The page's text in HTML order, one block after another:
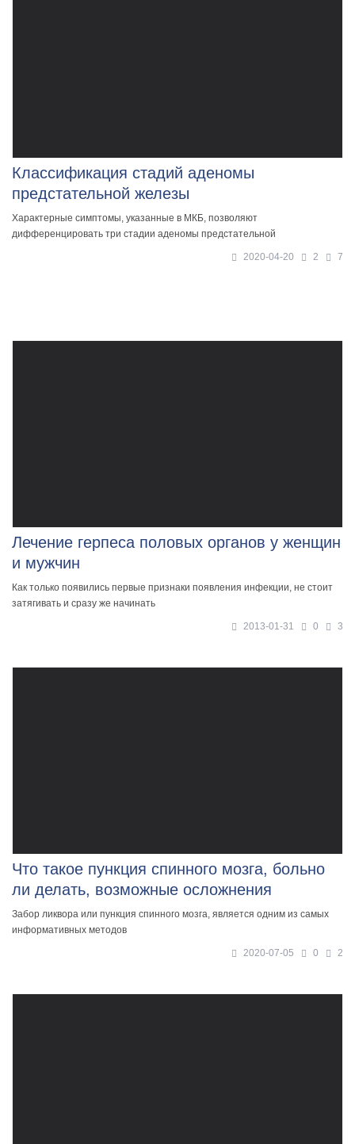
Классификация стадий аденомы
предстательной железы
Характерные симптомы, указанные в МКБ, позволяют
дифференцировать три стадии аденомы предстательной
2020-04-20 2 7
Лечение герпеса половых органов у женщин
и мужчин
Как только появились первые признаки появления инфекции, не стоит
затягивать и сразу же начинать
2013-01-31 0 3
Что такое пункция спинного мозга, больно
ли делать, возможные осложнения
Забор ликвора или пункция спинного мозга, является одним из самых
информативных методов
2020-07-05 0 2